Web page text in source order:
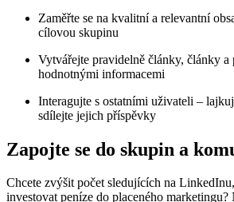
Zaměřte se na kvalitní a relevantní
cílovou skupinu
Vytvářejte pravidelně články, články a
hodnotnými informacemi
Interagujte s ostatními uživateli –
sdílejte jejich příspěvky
Zapojte se do skupin a
Chcete zvýšit počet sledujících na
investovat peníze do placeného marketingu?